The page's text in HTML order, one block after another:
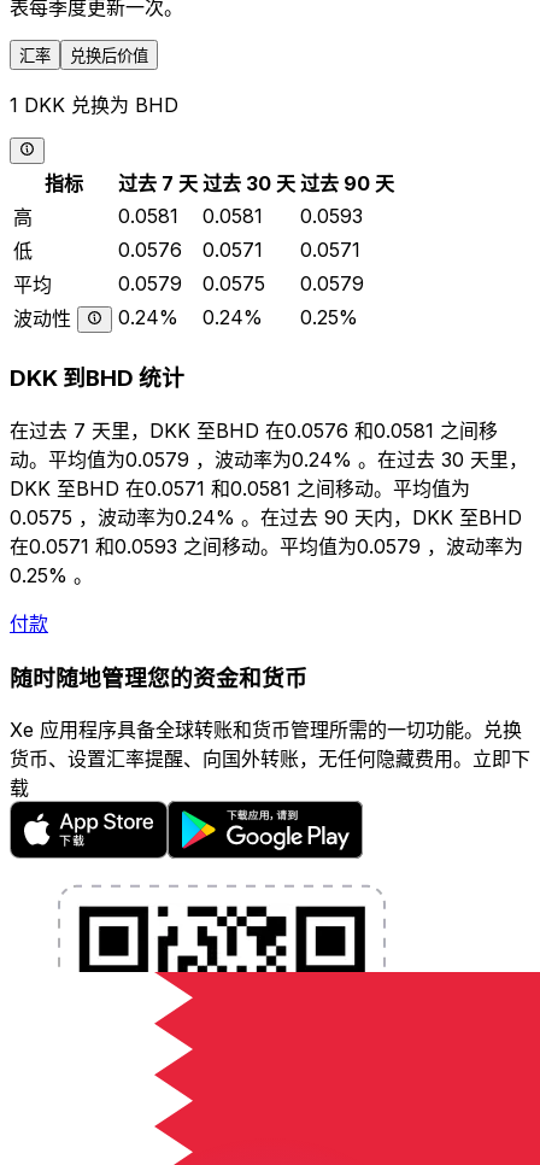
表每季度更新一次。
汇率 兑换后价值
1 DKK 兑换为 BHD
指标 过去 7 天 过去 30 天 过去 90 天
高
0.0581 0.0581
0.0593
低
0.0576 0.0571
0.0571
平均
0.0579 0.0575
0.0579
波动性
0.24% 0.24% 0.25%
DKK 到BHD 统计
在过去 7 天里，DKK 至BHD 在0.0576 和0.0581 之间移
动。平均值为0.0579 ，波动率为0.24% 。在过去 30 天里，
DKK 至BHD 在0.0571 和0.0581 之间移动。平均值为
0.0575 ，波动率为0.24% 。在过去 90 天内，DKK 至BHD
在0.0571 和0.0593 之间移动。平均值为0.0579 ，波动率为
0.25% 。
付款
随时随地管理您的资金和货币
Xe 应用程序具备全球转账和货币管理所需的一切功能。兑换
货币、设置汇率提醒、向国外转账，无任何隐藏费用。立即下
载